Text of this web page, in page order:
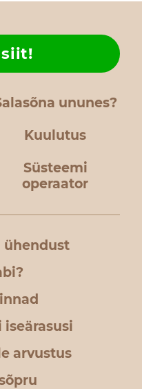
ununes?
Kuulutus
Süsteemi
operaator
ühendust
iseärasusi
arvustus